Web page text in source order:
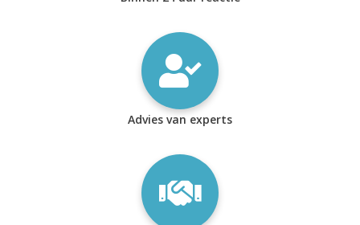
Advies van experts